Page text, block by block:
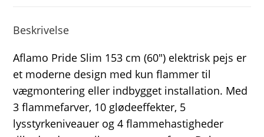
Beskrivelse
Aflamo Pride Slim 153 cm (60″) elektrisk pejs er
et moderne design med kun flammer til
vægmontering eller indbygget installation. Med
3 flammefarver, 10 glødeeffekter, 5
lysstyrkeniveauer og 4 flammehastigheder